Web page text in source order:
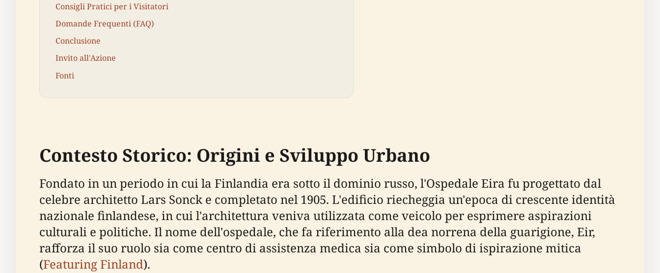
Consigli Pratici per i Visitatori
Domande Frequenti (FAQ)
Conclusione
Invito all'Azione
Fonti
Contesto Storico: Origini e Sviluppo Urbano
Fondato in un periodo in cui la Finlandia era sotto il dominio russo, l'Ospedale Eira fu progettato dal
celebre architetto Lars Sonck e completato nel 1905. L'edificio riecheggia un'epoca di crescente identità
nazionale finlandese, in cui l'architettura veniva utilizzata come veicolo per esprimere aspirazioni
culturali e politiche. Il nome dell'ospedale, che fa riferimento alla dea norrena della guarigione, Eir,
rafforza il suo ruolo sia come centro di assistenza medica sia come simbolo di ispirazione mitica
(Featuring Finland).